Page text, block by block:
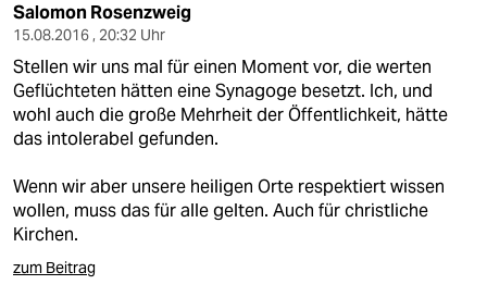
sport
berlin
nord
wahrheit
verlag
verlag
Salomon Rosenzweig
15.08.2016 , 20:32 Uhr
Stellen wir uns mal für einen Moment vor, die werten
Geflüchteten hätten eine Synagoge besetzt. Ich, und
wohl auch die große Mehrheit der Öffentlichkeit, hätte
das intolerabel gefunden.
Wenn wir aber unsere heiligen Orte respektiert wissen
wollen, muss das für alle gelten. Auch für christliche
Kirchen.
zum Beitrag